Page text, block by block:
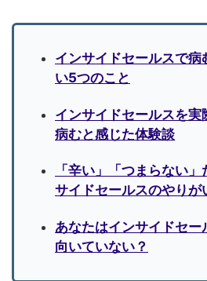
インサイドセールスで病
い5つのこと
インサイドセールスを
病むと感じた体験談
「辛い」「つまらない
サイドセールスのやりが
あなたはインサイドセー
向いていない？